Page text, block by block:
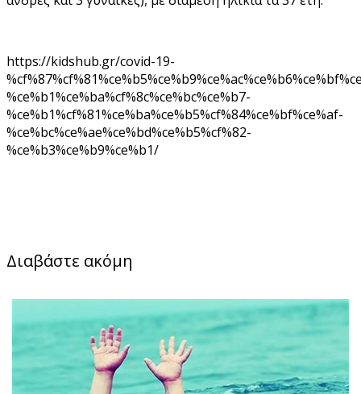
https://kidshub.gr/covid-19-
%ce%b1%ce%ba%cf%8c%ce%bc%ce%b7-
%ce%b1%cf%81%ce%ba%ce%b5%cf%84%ce%bf%ce%af-
%ce%bc%ce%ae%ce%bd%ce%b5%cf%82-
%ce%b3%ce%b9%ce%b1/
Διαβάστε ακόμη